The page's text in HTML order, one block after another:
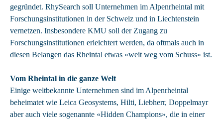
gegründet. RhySearch soll Unternehmen im Alpenrheintal mit
Forschungsinstitutionen in der Schweiz und in Liechtenstein
vernetzen. Insbesondere KMU soll der Zugang zu
Forschungsinstitutionen erleichtert werden, da oftmals auch in
diesen Belangen das Rheintal etwas «weit weg vom Schuss» ist.
Vom Rheintal in die ganze Welt
Einige weltbekannte Unternehmen sind im Alpenrheintal
beheimatet wie Leica Geosystems, Hilti, Liebherr, Doppelmayr
aber auch viele sogenannte «Hidden Champions», die in einer